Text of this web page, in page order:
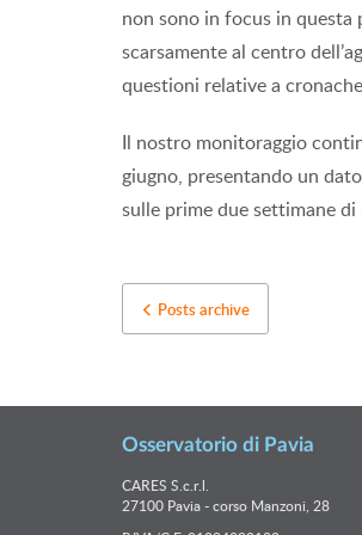
non sono in focus in questa
scarsamente al centro
questioni relative a
Il nostro monitoraggio
giugno, presentando un
sulle prime due settimane
Posts archive
Osservatorio di Pavia
CARES S.c.r.l.
27100 Pavia - corso Manzoni, 28